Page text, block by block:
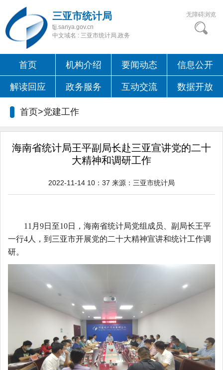
三亚市统计局
tjj.sanya.gov.cn
中文域名 : 三亚市统计局.政务
无障碍浏览
首页 机构介绍 要闻动态 信息公开
解读回应 政务服务 互动交流 数据开放
首页>党建工作
海南省统计局王平副局长赴三亚宣讲党的二十
大精神和调研工作
2022-11-14 10：37 来源： 三亚市统计局
11月9日至10日，海南省统计局党组成员、 副局长王平
一行4人，到 三亚市开展党的二十大精神宣讲和统计工作调
研。